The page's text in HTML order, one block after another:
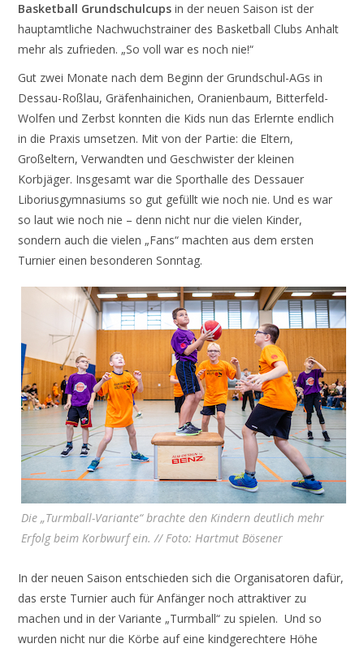
Basketball Grundschulcupsin der neuen Saison ist der
hauptamtliche Nachwuchstrainer des Basketball Clubs Anhalt
mehr als zufrieden. „So voll war es noch nie!“
Gut zwei Monate nach dem Beginn der Grundschul-AGs in
Dessau-Roßlau, Gräfenhainichen, Oranienbaum, Bitterfeld-
Wolfen und Zerbst konnten die Kids nun das Erlernte endlich
in die Praxis umsetzen. Mit von der Partie: die Eltern,
Großeltern, Verwandten und Geschwister der kleinen
Korbjäger. Insgesamt war die Sporthalle des Dessauer
Liboriusgymnasiums so gut gefüllt wie noch nie. Und es war
so laut wie noch nie – denn nicht nur die vielen Kinder,
sondern auch die vielen „Fans“ machten aus dem ersten
Turnier einen besonderen Sonntag.
Die „Turmball-Variante“ brachte den Kindern deutlich mehr
Erfolg beim Korbwurf ein. // Foto: Hartmut Bösener
In der neuen Saison entschieden sich die Organisatoren dafür,
das erste Turnier auch für Anfänger noch attraktiver zu
machen und in der Variante „Turmball“ zu spielen. Und so
wurden nicht nur die Körbe auf eine kindgerechtere Höhe